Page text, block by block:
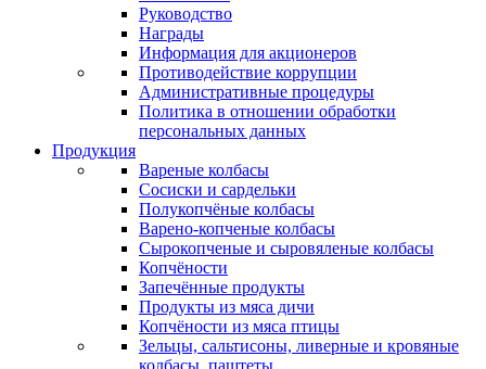
Руководство
Награды
Информация для акционеров
Противодействие коррупции
Административные процедуры
Политика в отношении обработки
персональных данных
Продукция
Вареные колбасы
Сосиски и сардельки
Полукопчёные колбасы
Варено-копченые колбасы
Сырокопченые и сыровяленые колбасы
Копчёности
Запечённые продукты
Продукты из мяса дичи
Копчёности из мяса птицы
Зельцы, сальтисоны, ливерные и кровяные
колбасы, паштеты